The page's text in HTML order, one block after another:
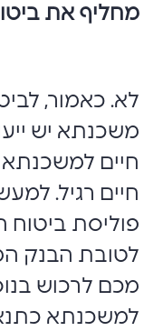
מחליף את
לא. כאמור,
משכנתא יש
חיים למשכנתא
חיים רגיל.
פוליסת ביטוח
לטובת הבנק
מכם לרכוש
למשכנתא